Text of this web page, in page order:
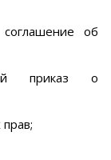
об
приказ о